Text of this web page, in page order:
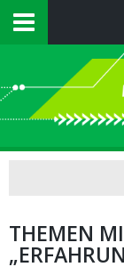
THEMEN